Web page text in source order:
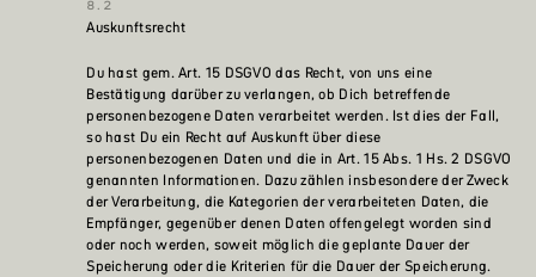
Auskunftsrecht
Du hast gem. Art. 15 DSGVO das Recht, von uns eine
Bestätigung darüber zu verlangen, ob Dich betreffende
personenbezogene Daten verarbeitet werden. Ist dies der Fall,
so hast Du ein Recht auf Auskunft über diese
personenbezogenen Daten und die in Art. 15 Abs. 1 Hs. 2 DSGVO
genannten Informationen. Dazu zählen insbesondere der Zweck
der Verarbeitung, die Kategorien der verarbeiteten Daten, die
Empfänger, gegenüber denen Daten offengelegt worden sind
oder noch werden, soweit möglich die geplante Dauer der
Speicherung oder die Kriterien für die Dauer der Speicherung.